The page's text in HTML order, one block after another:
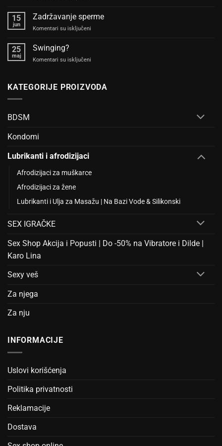
spolja
je
15
jun
Zadržavanje sperme
Komentari su isključeni
25
maj
Swinging?
Komentari su isključeni
KATEGORIJE PROIZVODA
BDSM
Kondomi
Lubrikanti i afrodizijaci
Afrodizijaci za muškarce
Afrodizijaci za žene
Lubrikanti i Ulja za Masažu | Na Bazi Vode & Silikonski
SEX IGRAČKE
Sex Shop Akcija i Popusti | Do -50% na Vibratore i Dilde |
Karo Lina
Sexy veš
Za njega
Za nju
INFORMACIJE
Uslovi korišćenja
Politika privatnosti
Reklamacije
Dostava